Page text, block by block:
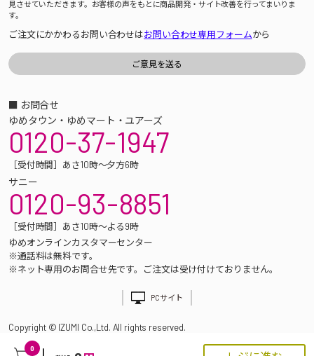
0
見させていただきます。お客様の声をもとに商品開発・サイト改善を行ってまいりま
す。
ご注文にかかわるお問い合わせはお問い合わせ専用フォームから
■ お問合せ
ゆめタウン・ゆめマート・ユアーズ
0120-37-1947
［受付時間］あさ10時～夕方6時
サニー
0120-93-8851
［受付時間］あさ10時～よる9時
ゆめオンラインカスタマーセンター
※通話料は無料です。
※ネット専用のお問合せ先です。ご注文は受け付けておりません。
PCサイト
Copyright © IZUMI Co.,Ltd. All rights reserved.